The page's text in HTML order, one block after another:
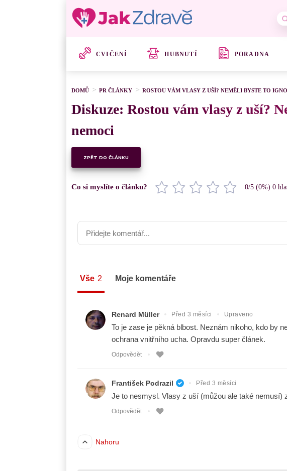
CVIČENÍ HUBNUTÍ PORADNA
DOMŮ PR ČLÁNKY ROSTOU VÁM VLASY Z UŠÍ? NEMĚLI BYSTE TO
Diskuze: Rostou vám vlasy z uší?
nemoci
ZPĚT DO ČLÁNKU
Co si myslíte o článku? 0/5 (0%) 0